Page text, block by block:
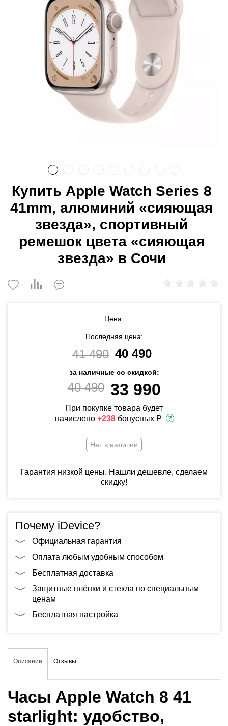
Купить Apple Watch Series 8
41mm, алюминий «сияющая
звезда», спортивный
ремешок цвета «сияющая
звезда» в Сочи
Цена:
Последняя цена:
41 490 40 490
за наличные со скидкой:
40 490 33 990
При покупке товара будет
начислено +238 бонусных Р
Нет в наличии
Гарантия низкой цены. Нашли дешевле, сделаем
скидку!
Почему iDevice?
Официальная гарантия
Оплата любым удобным способом
Бесплатная доставка
Защитные плёнки и стекла по специальным
ценам
Бесплатная настройка
Описание Отзывы
Часы Apple Watch 8 41
starlight: удобство,